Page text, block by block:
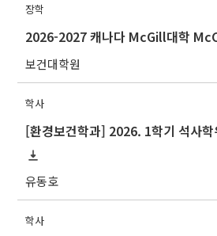
장학
보건대학원
학사
[환경보건학과] 2026. 1학기 석사학
유동호
학사